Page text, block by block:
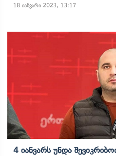
18 იანვარი 2023, 13:17
4 Იანვარს Უნდა